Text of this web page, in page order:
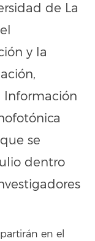
de La
y la
Información
se
dentro
en el